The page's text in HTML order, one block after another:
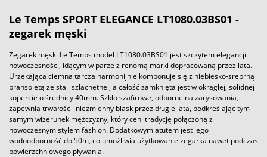
Le Temps SPORT ELEGANCE LT1080.03BS01 -
zegarek męski
Zegarek męski Le Temps model LT1080.03BS01 jest szczytem elegancji i
nowoczesności, idącym w parze z renomą marki dopracowaną przez lata.
Urzekająca ciemna tarcza harmonijnie komponuje się z niebiesko-srebrną
bransoletą ze stali szlachetnej, a całość zamknięta jest w okrągłej, solidnej
kopercie o średnicy 40mm. Szkło szafirowe, odporne na zarysowania,
zapewnia trwałość i niezmienny blask przez długie lata, podkreślając tym
samym wizerunek mężczyzny, który ceni tradycję połączoną z
nowoczesnym stylem fashion. Dodatkowym atutem jest jego
wodoodporność do 50m, co umożliwia użytkowanie zegarka nawet podczas
powierzchniowego pływania.